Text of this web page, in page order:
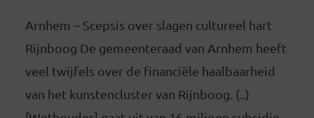
Arnhem – Scepsis over slagen cultureel hart
Rijnboog De gemeenteraad van Arnhem heeft
veel twijfels over de financiële haalbaarheid
van het kunstencluster van Rijnboog. (..)